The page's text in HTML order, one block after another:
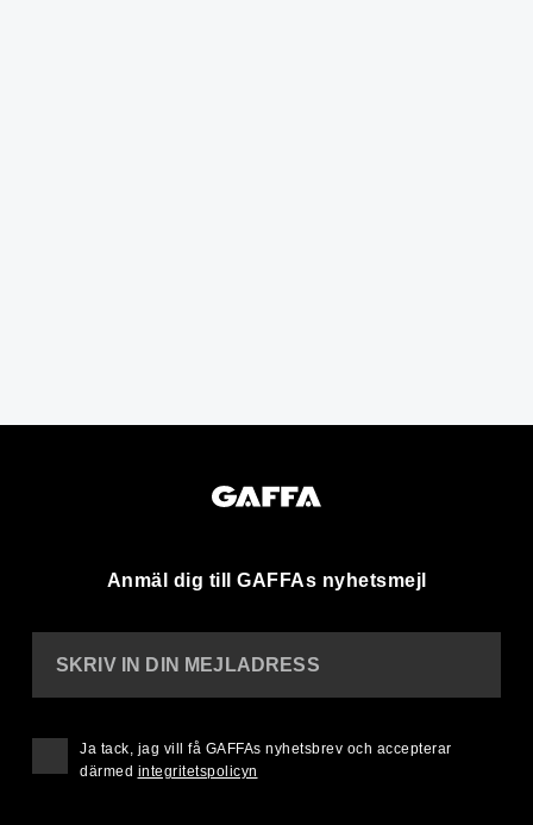
Anmäl dig till GAFFAs nyhetsmejl
SKRIV IN DIN MEJLADRESS
Ja tack, jag vill få GAFFAs nyhetsbrev och accepterar
därmed integritetspolicyn